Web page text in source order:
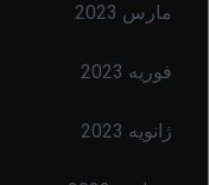
مارس 2023
فوریه 2023
ژانویه 2023